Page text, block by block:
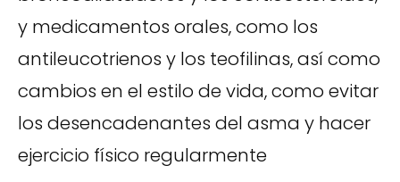
y medicamentos orales, como los
antileucotrienos y los teofilinas, así como
cambios en el estilo de vida, como evitar
los desencadenantes del asma y hacer
ejercicio físico regularmente